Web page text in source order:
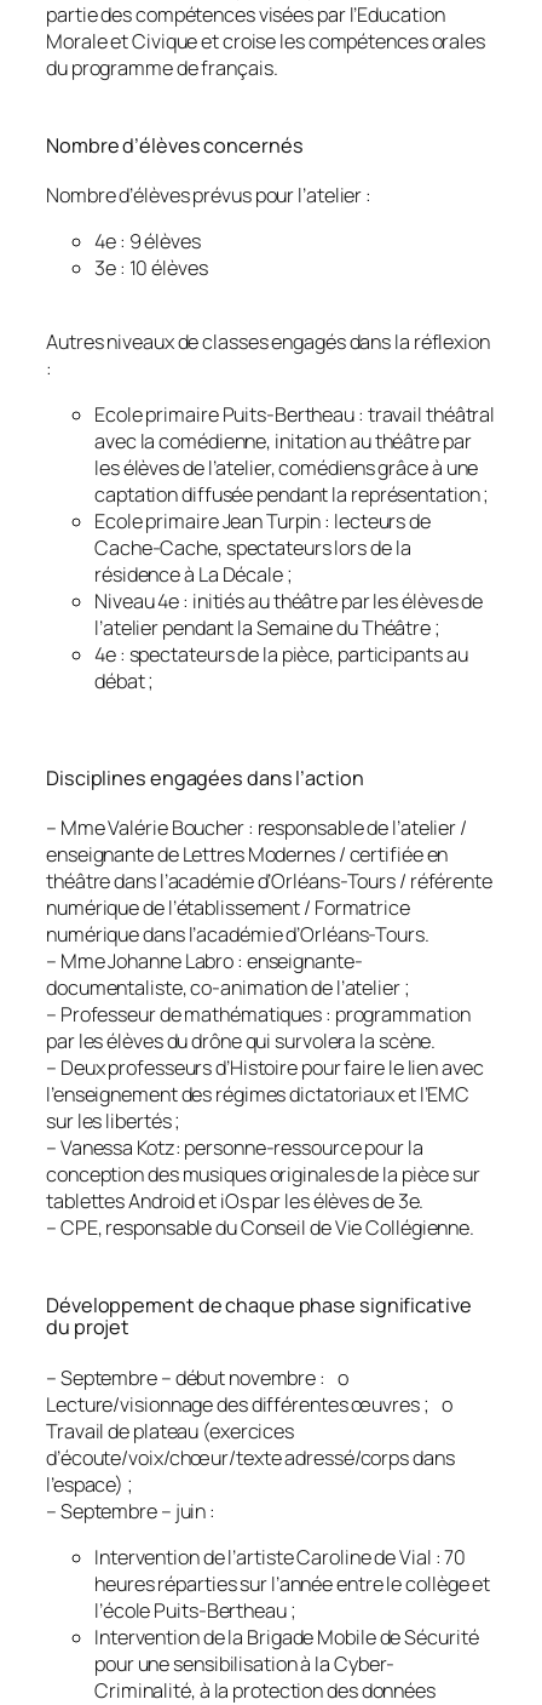
partie des compétences visées par l’Education
Morale et Civique et croise les compétences orales
du programme de français.
Nombre d’élèves concernés
Nombre d’élèves prévus pour l’atelier :
4e : 9 élèves
3e : 10 élèves
Autres niveaux de classes engagés dans la réflexion
:
Ecole primaire Puits-Bertheau : travail théâtral
avec la comédienne, initation au théâtre par
les élèves de l’atelier, comédiens grâce à une
captation diffusée pendant la représentation ;
Ecole primaire Jean Turpin : lecteurs de
Cache-Cache, spectateurs lors de la
résidence à La Décale ;
Niveau 4e : initiés au théâtre par les élèves de
l’atelier pendant la Semaine du Théâtre ;
4e : spectateurs de la pièce, participants au
débat ;
Disciplines engagées dans l’action
– Mme Valérie Boucher : responsable de l’atelier /
enseignante de Lettres Modernes / certifiée en
théâtre dans l’académie d’Orléans-Tours / référente
numérique de l’établissement / Formatrice
numérique dans l’académie d’Orléans-Tours.
– Mme Johanne Labro : enseignante-
documentaliste, co-animation de l’atelier ;
– Professeur de mathématiques : programmation
par les élèves du drône qui survolera la scène.
– Deux professeurs d’Histoire pour faire le lien avec
l’enseignement des régimes dictatoriaux et l’EMC
sur les libertés ;
– Vanessa Kotz: personne-ressource pour la
conception des musiques originales de la pièce sur
tablettes Android et iOs par les élèves de 3e.
– CPE, responsable du Conseil de Vie Collégienne.
Développement de chaque phase significative
du projet
– Septembre – début novembre : o
Lecture/visionnage des différentes œuvres ; o
Travail de plateau (exercices
d’écoute/voix/chœur/texte adressé/corps dans
l’espace) ;
– Septembre – juin :
Intervention de l’artiste Caroline de Vial : 70
heures réparties sur l’année entre le collège et
l’école Puits-Bertheau ;
Intervention de la Brigade Mobile de Sécurité
pour une sensibilisation à la Cyber-
Criminalité, à la protection des données